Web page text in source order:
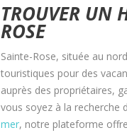
TROUVER UN
ROSE
Sainte-Rose, située au
touristiques pour des
auprès des propriétaires,
vous soyez à la recherche
mer, notre plateforme